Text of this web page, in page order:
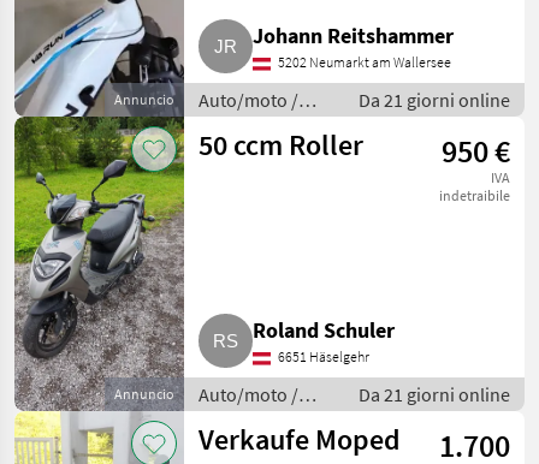
Annuncio
Johann Reitshammer
5202 Neumarkt am Wallersee
Auto/moto /
Altre auto e
moto
Da 21 giorni online
Annuncio
50 ccm Roller 950 €
IVA
indetraibile
Roland Schuler
6651 Häselgehr
Auto/moto /
Altre auto e
moto
Da 21 giorni online
Verkaufe Moped
1.700